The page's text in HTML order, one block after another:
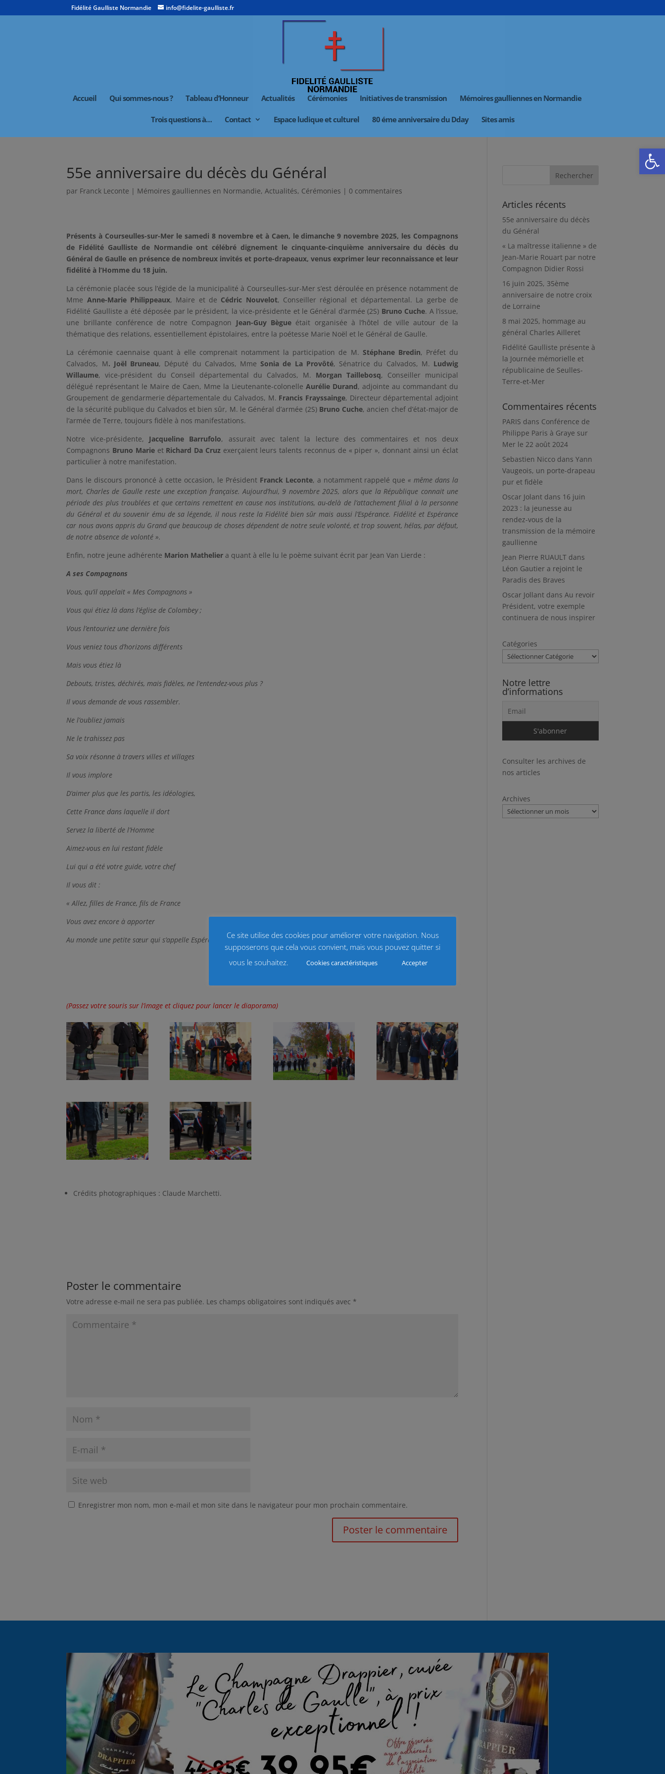
Ouvrir
Fidélité Gaulliste Normandie info@fidelite-gaulliste.fr
Accueil Qui sommes-nous ? Tableau d’Honneur Actualités Cérémonies Initiatives de transmission Mémoires gaulliennes en Normandie
Trois questions à… Contact Espace ludique et culturel 80 éme anniversaire du Dday Sites amis
55e anniversaire du décès du Général
par Franck Leconte | Mémoires gaulliennes en Normandie,Actualités, Cérémonies | 0 commentaires
Présents à Courseulles-sur-Mer le samedi 8 novembre et à Caen, le dimanche 9 novembre 2025, les Compagnons
de Fidélité Gaulliste de Normandie ont célébré dignement le cinquante-cinquième anniversaire du décès du
Général de Gaulle en présence de nombreux invités et porte-drapeaux, venus exprimer leur reconnaissance et leur
fidélité à l’Homme du 18 juin.
La cérémonie placée sous l’égide de la municipalité à Courseulles-sur-Mer s’est déroulée en présence notamment de
Mme Anne-Marie Philippeaux, Maire et de Cédric Nouvelot, Conseiller régional et départemental. La gerbe de
Fidélité Gaulliste a été déposée par le président, la vice-présidente et le Général d’armée (2S) Bruno Cuche. A l’issue,
une brillante conférence de notre Compagnon Jean-Guy Bègueétait organisée à l’hôtel de ville autour de la
thématique des relations, essentiellement épistolaires, entre la poétesse Marie Noël et le Général de Gaulle.
La cérémonie caennaise quant à elle comprenait notamment la participation de M. Stéphane Bredin, Préfet du
Calvados, M. Joël Bruneau, Député du Calvados, MmeSonia de La Provôté, Sénatrice du Calvados, M. Ludwig
Willaume, vice-président du Conseil départemental du Calvados, M. Morgan Taillebosq, Conseiller municipal
délégué représentant le Maire de Caen, Mme la Lieutenante-colonelleAurélie Durand, adjointe au commandant du
Groupement de gendarmerie départementale du Calvados, M. Francis Frayssainge, Directeur départemental adjoint
de la sécurité publique du Calvados et bien sûr, M. le Général d’armée (2S) Bruno Cuche, ancien chef d’état-major de
l’armée de Terre, toujours fidèle à nos manifestations.
Notre vice-présidente, Jacqueline Barrufolo, assurait avec talent la lecture des commentaires et nos deux
Compagnons Bruno Marieet Richard Da Cruzexerçaient leurs talents reconnus de « piper », donnant ainsi un éclat
particulier à notre manifestation.
Dans le discours prononcé à cette occasion, le Président Franck Leconte, a notamment rappelé que « même dans la
mort, Charles de Gaulle reste une exception française. Aujourd’hui, 9 novembre 2025, alors que la République connait une
période des plus troublées et que certains remettent en cause nos institutions, au-delà de l’attachement filial à la personne
du Général et du souvenir ému de sa légende, il nous reste la Fidélité bien sûr mais aussi l’Espérance. Fidélité et Espérance
car nous avons appris du Grand que beaucoup de choses dépendent de notre seule volonté, et trop souvent, hélas, par défaut,
de notre absence de volonté ».
Enfin, notre jeune adhérente Marion Mathelier a quant à elle lu le poème suivant écrit par Jean Van Lierde :
A ses Compagnons
Vous, qu’il appelait « Mes Compagnons »
Vous qui étiez là dans l’église de Colombey ;
Vous l’entouriez une dernière fois
Vous veniez tous d’horizons différents
Mais vous étiez là
Debouts, tristes, déchirés, mais fidèles, ne l’entendez-vous plus ?
Il vous demande de vous rassembler.
Ne l’oubliez jamais
Ne le trahissez pas
Sa voix résonne à travers villes et villages
Il vous implore
D’aimer plus que les partis, les idéologies,
Cette France dans laquelle il dort
Servez la liberté de l’Homme
Aimez-vous en lui restant fidèle
Lui qui a été votre guide, votre chef
Il vous dit :
« Allez, filles de France, fils de France
Vous avez encore à apporter
Au monde une petite sœur qui s’appelle Espérance ».
(Passez votre souris sur l’image et cliquez pour lancer le diaporama)
Crédits photographiques : Claude Marchetti.
Poster le commentaire
Votre adresse e-mail ne sera pas publiée. Les champs obligatoires sont indiqués avec*
Enregistrer mon nom, mon e-mail et mon site dans le navigateur pour mon prochain commentaire.
Articles récents
55e anniversaire du décès
du Général
« La maîtresse italienne » de
Jean-Marie Rouart par notre
Compagnon Didier Rossi
16 juin 2025, 35ème
anniversaire de notre croix
de Lorraine
8 mai 2025, hommage au
général Charles Ailleret
Fidélité Gaulliste présente à
la Journée mémorielle et
républicaine de Seulles-
Terre-et-Mer
Commentaires récents
PARIS dans Conférence de
Philippe Paris à Graye sur
Mer le 22 août 2024
Sebastien Nicco dansYann
Vaugeois, un porte-drapeau
pur et fidèle
Oscar Jolant dans 16 juin
2023 : la jeunesse au
rendez-vous de la
transmission de la mémoire
gaullienne
Jean Pierre RUAULT dans
Léon Gautier a rejoint le
Paradis des Braves
Oscar Jollant dansAu revoir
Président, votre exemple
continuera de nous inspirer
Catégories
Notre lettre
d’informations
Consulter les archives de
nos articles
Archives
Ce site utilise des cookies pour améliorer votre navigation. Nous
supposerons que cela vous convient, mais vous pouvez quitter si
vous le souhaitez.
Cookies caractéristiques Accepter